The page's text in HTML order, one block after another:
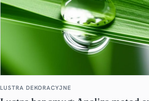
LUSTRA DEKORACYJNE